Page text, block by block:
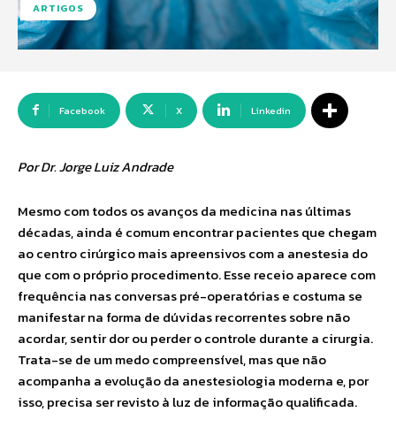
ARTIGOS
Facebook X Linkedin
Por Dr. Jorge Luiz Andrade
Mesmo com todos os avanços da medicina nas últimas
décadas, ainda é comum encontrar pacientes que chegam
ao centro cirúrgico mais apreensivos com a anestesia do
que com o próprio procedimento. Esse receio aparece com
frequência nas conversas pré-operatórias e costuma se
manifestar na forma de dúvidas recorrentes sobre não
acordar, sentir dor ou perder o controle durante a cirurgia.
Trata-se de um medo compreensível, mas que não
acompanha a evolução da anestesiologia moderna e, por
isso, precisa ser revisto à luz de informação qualificada.